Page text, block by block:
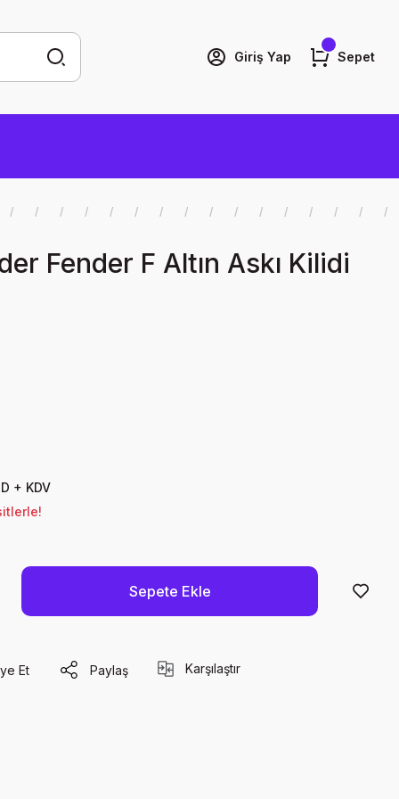
Giriş Yap Sepet
Fender F Altın Askı Kilidi
+ KDV
Sepete Ekle
Et Paylaş Karşılaştır